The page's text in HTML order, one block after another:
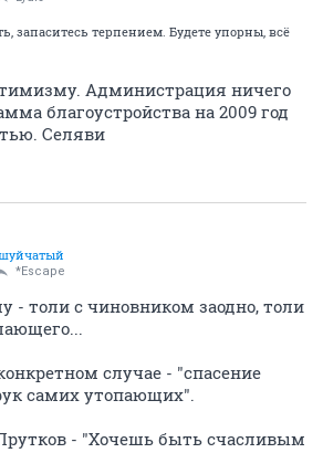
запаситесь терпением. Будете упорны, всё
Администрация ничего
благоустройства на 2009 год
Селяви
*Escape
- толи с чиновником заодно, толи
случае - "спасение
самих утопающих".
- "Хочешь быть счасливым